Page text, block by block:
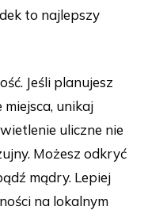
to najlepszy
Jeśli planujesz
unikaj
uliczne nie
Możesz odkryć
mądry. Lepiej
na lokalnym